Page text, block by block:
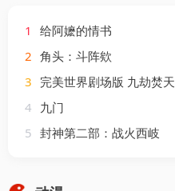
1
给阿嬷的情书
2 角头：斗阵欸
3 完美世界剧场版 九劫焚天
4 九门
5 封神第二部：战火西岐